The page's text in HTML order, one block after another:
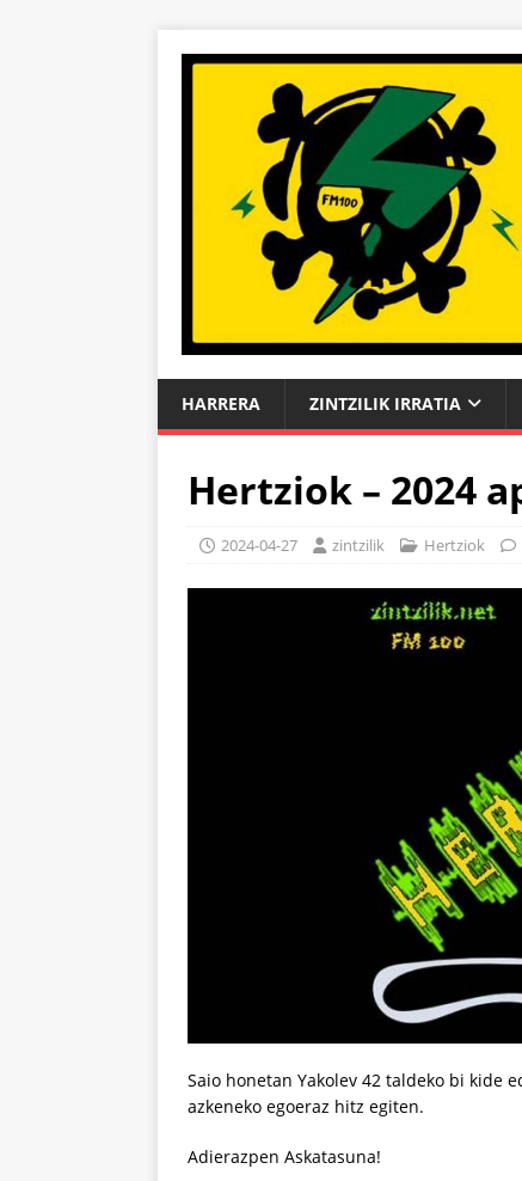
HARRERA ZINTZILIK IRRATIA
Hertziok – 2024
2024-04-27 zintzilik Hertziok
Saio honetan Yakolev 42 taldeko bi kide
azkeneko egoeraz hitz egiten.
Adierazpen Askatasuna!